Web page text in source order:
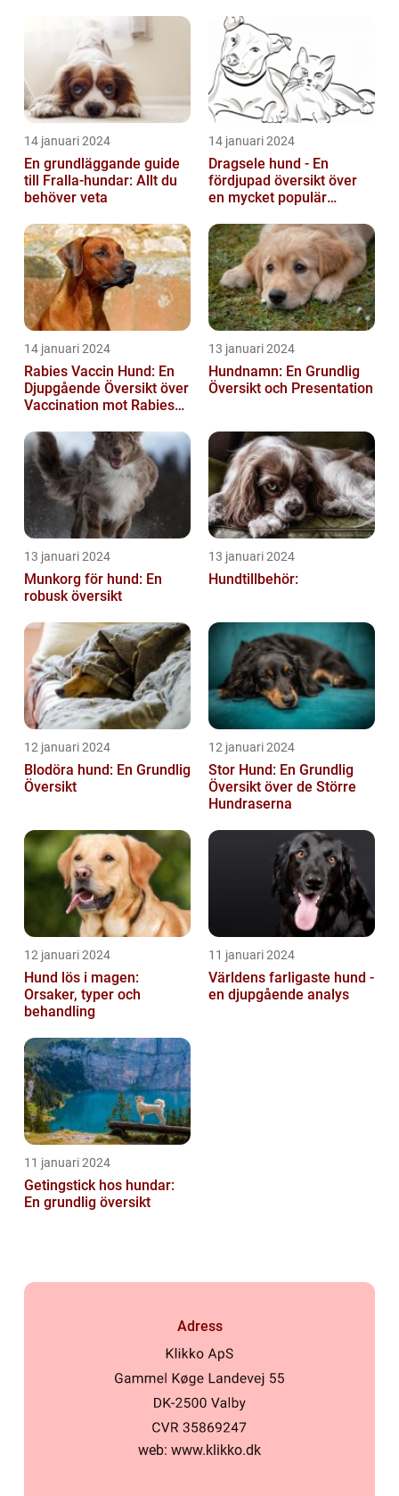
14 januari 2024
En grundläggande guide
till Fralla-hundar: Allt du
behöver veta
14 januari 2024
Dragsele hund - En
fördjupad översikt över
en mycket populär
14 januari 2024
Rabies Vaccin Hund: En
Djupgående Översikt över
Vaccination mot Rabies
13 januari 2024
Hundnamn: En Grundlig
Översikt och Presentation
13 januari 2024
Munkorg för hund: En
robusk översikt
13 januari 2024
Hundtillbehör:
12 januari 2024
Blodöra hund: En Grundlig
Översikt
12 januari 2024
Stor Hund: En Grundlig
Översikt över de Större
Hundraserna
12 januari 2024
Hund lös i magen:
Orsaker, typer och
behandling
11 januari 2024
Världens farligaste hund -
en djupgående analys
11 januari 2024
Getingstick hos hundar:
En grundlig översikt
Adress
web: www.klikko.dk